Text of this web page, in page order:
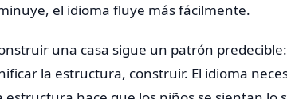
el idioma fluye más fácilmente.
una casa sigue un patrón
la estructura, construir. El idioma